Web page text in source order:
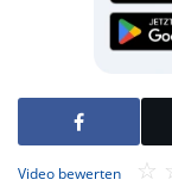
Video bewerten